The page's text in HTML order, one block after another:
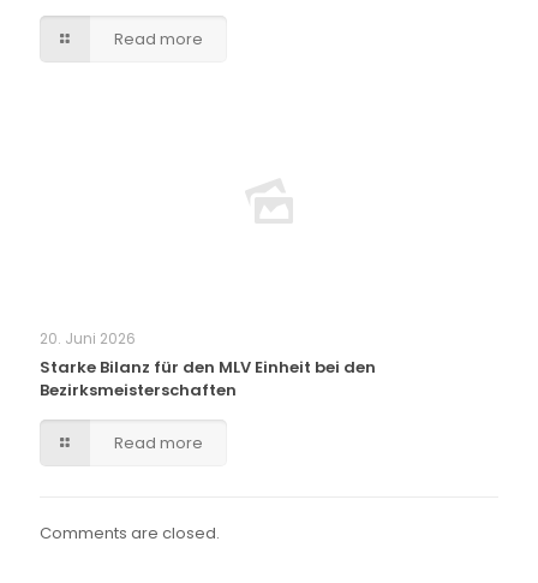
Read more
20. Juni 2026
Starke Bilanz für den MLV Einheit bei den
Bezirksmeisterschaften
Read more
Comments are closed.